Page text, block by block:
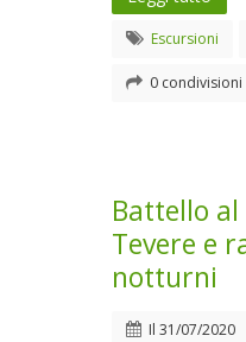
Escursioni
0 condivisioni
Battello
Tevere e
notturni
Il 31/07/2020